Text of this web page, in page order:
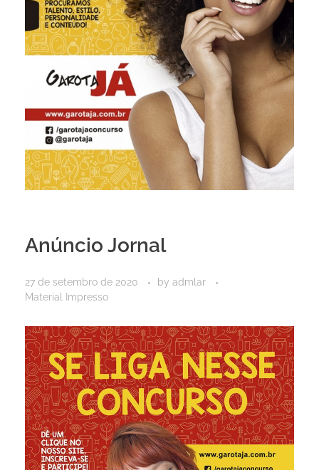
Anúncio Jornal
27 de setembro de 2020 by admlar
Material Impresso